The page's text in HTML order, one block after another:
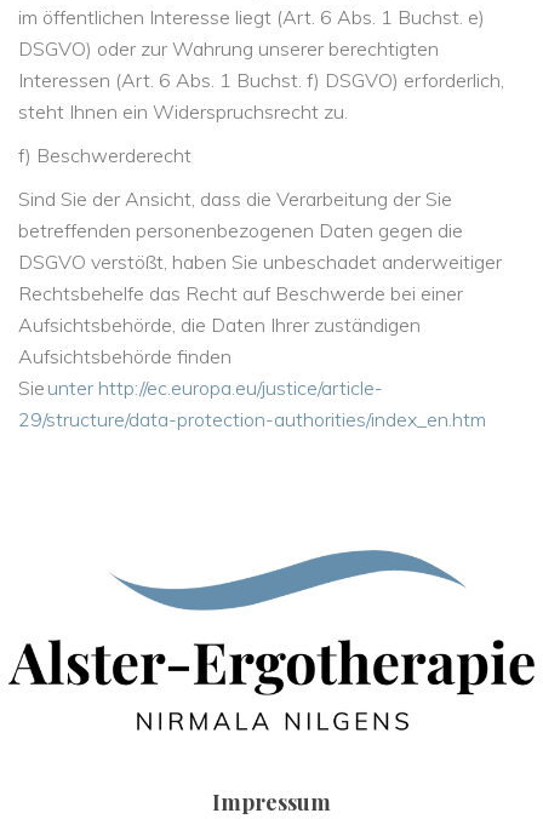
im öffentlichen Interesse liegt (Art. 6 Abs. 1 Buchst. e)
DSGVO) oder zur Wahrung unserer berechtigten
Interessen (Art. 6 Abs. 1 Buchst. f) DSGVO) erforderlich,
steht Ihnen ein Widerspruchsrecht zu.
f) Beschwerderecht
Sind Sie der Ansicht, dass die Verarbeitung der Sie
betreffenden personenbezogenen Daten gegen die
DSGVO verstößt, haben Sie unbeschadet anderweitiger
Rechtsbehelfe das Recht auf Beschwerde bei einer
Aufsichtsbehörde, die Daten Ihrer zuständigen
Aufsichtsbehörde finden
Sie unter http://ec.europa.eu/justice/article-
29/structure/data-protection-authorities/index_en.htm
Impressum